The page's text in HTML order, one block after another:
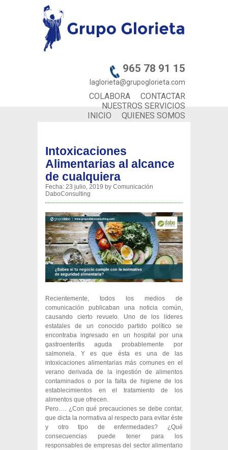
965 78 91 15
laglorieta@grupoglorieta.com
CONTACTAR
COLABORA
NUESTROS SERVICIOS
QUIENES SOMOS
INICIO
Intoxicaciones
Alimentarias al alcance
de cualquiera
Fecha: 23 julio, 2019 by Comunicación
DaboConsulting
Recientemente, todos los medios de
comunicación publicaban una noticia común,
causando cierto revuelo. Uno de los líderes
estatales de un conocido partido político se
encontraba ingresado en un hospital por una
gastroenteritis aguda probablemente por
salmonela. Y es que ésta es una de las
intoxicaciones alimentarias más comunes en el
verano derivada de la ingestión de alimentos
contaminados o por la falta de higiene de los
establecimientos en el tratamiento de los
alimentos que ofrecen.
Pero…. ¿Con qué precauciones se debe contar,
que dicta la normativa al respecto para evitar éste
y otro tipo de enfermedades? ¿Qué
consecuencias puede tener para los
responsables de empresas del sector alimentario